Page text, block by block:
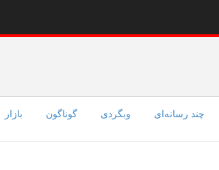
چند رسانه‌ای وبگردی گوناگون بازار